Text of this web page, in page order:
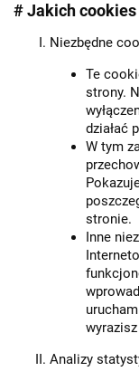
# Jakich
Niezbędne
Te
strony.
działać
W tym
stronie.
Inne
Analizy